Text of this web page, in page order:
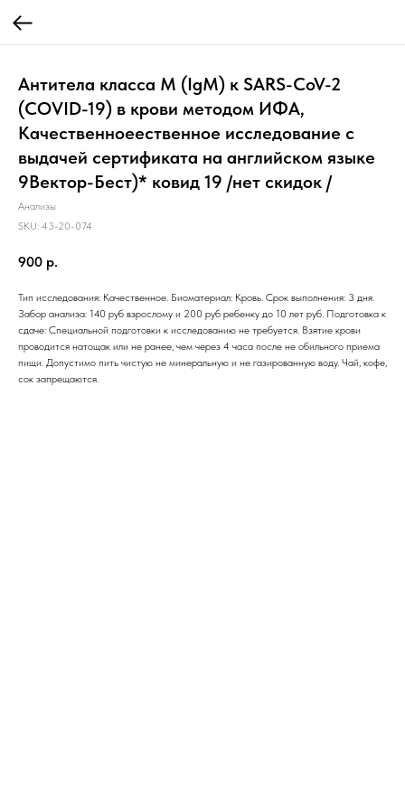
Антитела класса M (IgM) к SARS-CoV-2
(COVID-19) в крови методом ИФА,
Качественноеественное исследование с
выдачей сертификата на английском языке
9Вектор-Бест)* ковид 19 /нет скидок /
Анализы
SKU: 43-20-074
900 р.
Тип исследования: Качественное. Биоматериал: Кровь. Срок выполнения: 3 дня.
Забор анализа: 140 руб взрослому и 200 руб ребенку до 10 лет руб. Подготовка к
сдаче: Специальной подготовки к исследованию не требуется. Взятие крови
проводится натощак или не ранее, чем через 4 часа после не обильного приема
пищи. Допустимо пить чистую не минеральную и не газированную воду. Чай, кофе,
сок запрещаются.